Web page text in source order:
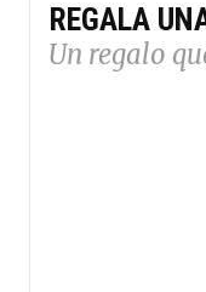
REGALA
Un regalo